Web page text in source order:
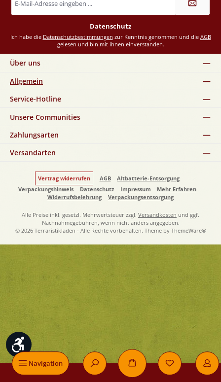
Werkzeugleiste anzeigen
Navigation
Mail-
Adresse
Datenschutz
Ich habe die Datenschutzbestimmungen zur Kenntnis genommen und die AGB
gelesen und bin mit ihnen einverstanden.
Über uns
Allgemein
Service-Hotline
Unsere Communities
Zahlungsarten
Versandarten
Vertrag widerrufen AGB
Altbatterie-Entsorgung
Verpackungshinweis
Datenschutz Impressum
Mehr Erfahren
Widerrufsbelehrung
Verpackungsentsorgung
Alle Preise inkl. gesetzl. Mehrwertsteuer zzgl. Versandkosten und ggf.
Nachnahmegebühren, wenn nicht anders angegeben.
© 2026 Terraristikladen - Alle Rechte vorbehalten. Theme by ThemeWare®